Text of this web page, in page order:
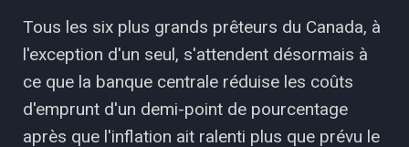
Tous les six plus grands prêteurs du Canada, à
l'exception d'un seul, s'attendent désormais à
ce que la banque centrale réduise les coûts
d'emprunt d'un demi-point de pourcentage
après que l'inflation ait ralenti plus que prévu le